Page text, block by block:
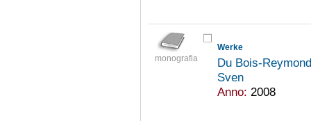
monografia
Werke
Du Bois-
Sven
Anno: 2008